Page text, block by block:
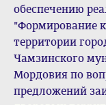
обеспечению
"Формирование
территории
Чамзинского
Мордовия по
предложений